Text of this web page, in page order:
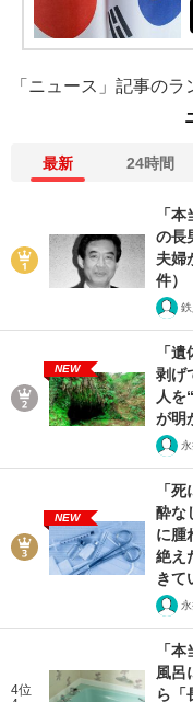
「ニュース」記事のラ
最新 24時間
「
の長
夫婦
件）
NEW
「
剥げ
人
が明
NEW
「
酔な
に腫
絶え
きて
4位
「
風呂
ら「